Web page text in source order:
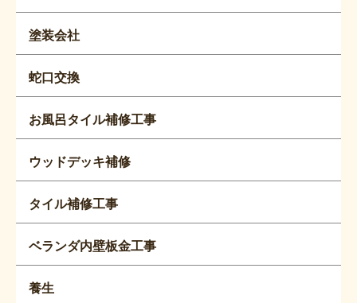
塗装会社
蛇口交換
お風呂タイル補修工事
ウッドデッキ補修
タイル補修工事
ベランダ内壁板金工事
養生